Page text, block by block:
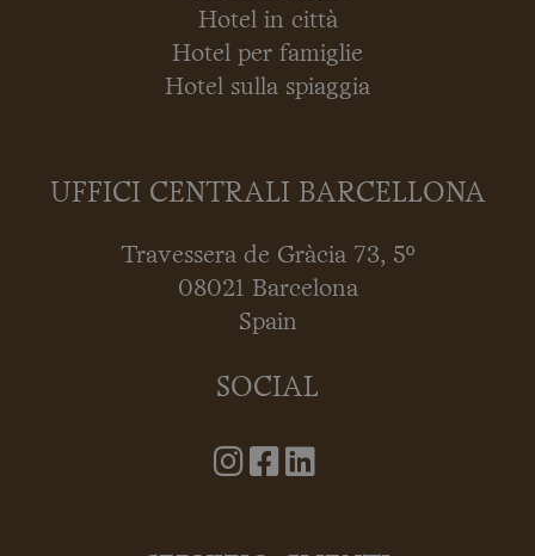
Hotel in città
Hotel per famiglie
Hotel sulla spiaggia
UFFICI CENTRALI BARCELLONA
Travessera de Gràcia 73, 5º
08021 Barcelona
Spain
SOCIAL